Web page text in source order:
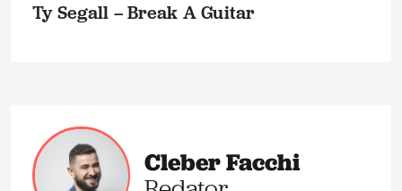
Ty Segall – Break A Guitar
Cleber Facchi